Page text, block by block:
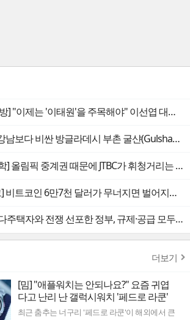
'이태원'을 주목해야" 이선엽 대표가 말하는 AI 시대 투자 성과를 가르는 지점들
비싼 방글라데시 부촌 굴샨(Gulshan)의 극단적인 모습에 충격을 받다
올림픽 중계권 때문에 JTBC가 휘청거리는 이유
트코인 6만7천 달러가 무너지면 벌어지는 일
택자와 전쟁 선포한 정부, 규제·공급 모두 실효성 의문
더보기
[밈] "애플워치는 안되나요?" 요즘 귀엽
다고 난리 난 갤럭시워치 '페드로 라쿤'
최근 춤추는 너구리 '페드로 라쿤'이 해외에서 큰